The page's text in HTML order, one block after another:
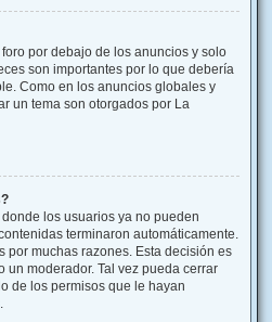
por debajo de los anuncios y solo
son importantes por lo que debería
Como en los anuncios globales y
un tema son otorgados por La
los usuarios ya no pueden
terminaron automáticamente.
por muchas razones. Esta decisión es
un moderador. Tal vez pueda cerrar
de los permisos que le hayan